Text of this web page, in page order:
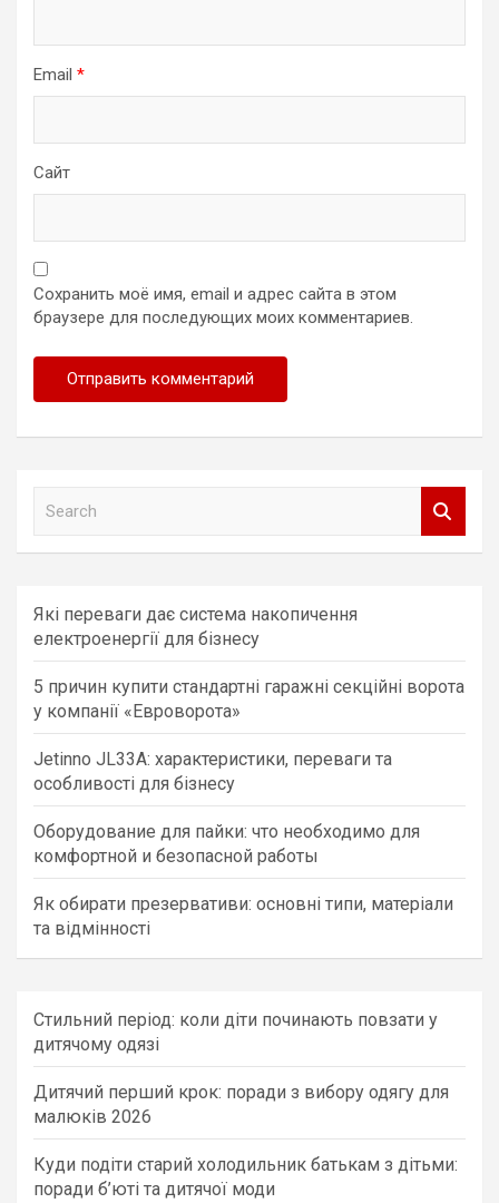
Email *
Сайт
Сохранить моё имя, email и адрес сайта в этом
браузере для последующих моих комментариев.
h
Які переваги дає система накопичення
електроенергії для бізнесу
5 причин купити стандартні гаражні секційні ворота
у компанії «Евроворота»
Jetinno JL33A: характеристики, переваги та
особливості для бізнесу
Оборудование для пайки: что необходимо для
комфортной и безопасной работы
Як обирати презервативи: основні типи, матеріали
та відмінності
Стильний період: коли діти починають повзати у
дитячому одязі
Дитячий перший крок: поради з вибору одягу для
малюків 2026
Куди подіти старий холодильник батькам з дітьми:
поради б’юті та дитячої моди